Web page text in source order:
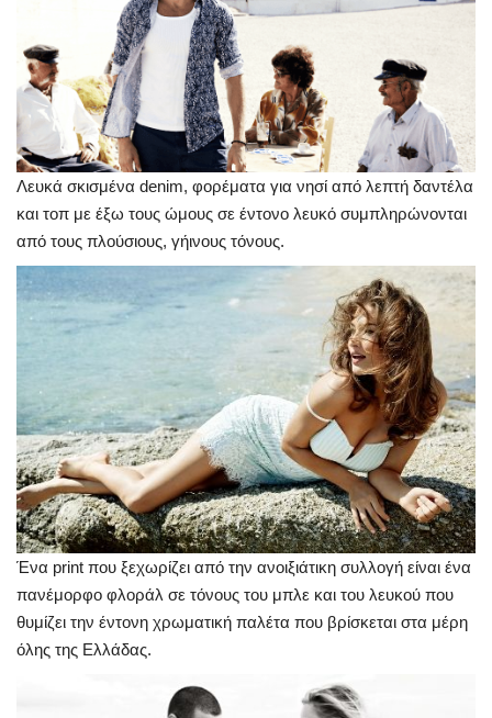
Λευκά σκισμένα denim, φορέματα για νησί από λεπτή δαντέλα
και τοπ με έξω τους ώμους σε έντονο λευκό συμπληρώνονται
από τους πλούσιους, γήινους τόνους.
Ένα print που ξεχωρίζει από την ανοιξιάτικη συλλογή είναι ένα
πανέμορφο φλοράλ σε τόνους του μπλε και του λευκού που
θυμίζει την έντονη χρωματική παλέτα που βρίσκεται στα μέρη
όλης της Ελλάδας.